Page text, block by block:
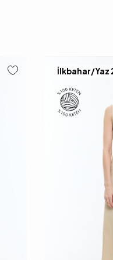
İlkbahar/Yaz